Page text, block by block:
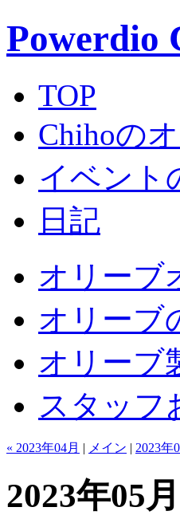
Powerdio
TOP
Chihoの
イベント
日記
オリーブ
オリーブ
オリーブ
スタッフ
« 2023年04月 | メイン | 2023年
2023年05